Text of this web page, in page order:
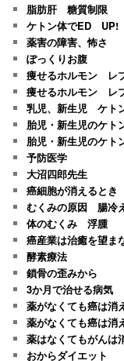
脂肪肝 糖質制限
ケトン体でED UP!
薬害の障害、怖さ
ぽっくりお腹
痩せるホルモン レ
痩せるホルモン レ
乳児、新生児 ケト
胎児・新生児のケト
胎児・新生児のケト
予防医学
大沼四郎先生
癌細胞が消えるとき
むくみの原因 腸冷
体のむくみ 浮腫
癌産業は治癒を望ま
酵素療法
鎖骨の歪みから
3か月で治せる病気
薬がなくても癌は消
薬がなくても癌は消
薬はなくてもがんは
おからダイエット